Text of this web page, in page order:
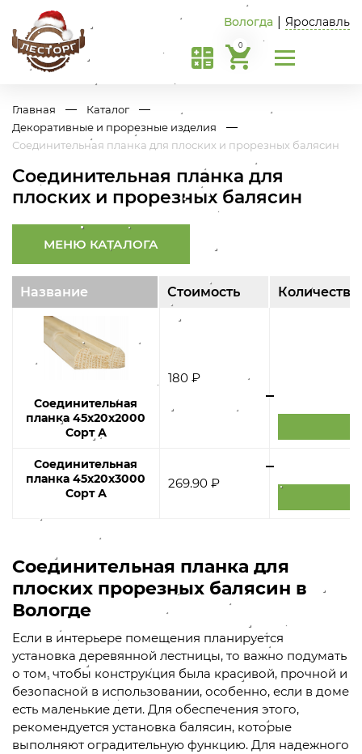
Вологда Ярославль
0
Главная
Каталог
Декоративные и прорезные изделия
Соединительная планка для плоских и прорезных балясин
Соединительная планка для
плоских и прорезных балясин
МЕНЮ КАТАЛОГА
Название Стоимость Количество
Соединительная
планка 45х20х2000
Сорт А
180 ₽
Соединительная
планка 45х20х3000
Сорт А
269.90 ₽
Соединительная планка для
плоских прорезных балясин в
Вологде
Если в интерьере помещения планируется
установка деревянной лестницы, то важно подумать
о том, чтобы конструкция была красивой, прочной и
безопасной в использовании, особенно, если в доме
есть маленькие дети. Для обеспечения этого,
рекомендуется установка балясин, которые
выполняют оградительную функцию. Для надежного